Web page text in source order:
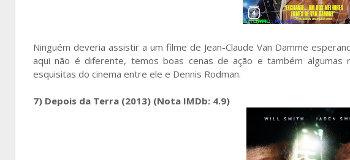
Ninguém deveria assistir a um filme de Jean-Claude Van Damme
aqui não é diferente, temos boas cenas de ação e também algumas
esquisitas do cinema entre ele e Dennis Rodman.
7) Depois da Terra (2013) (Nota IMDb: 4.9)